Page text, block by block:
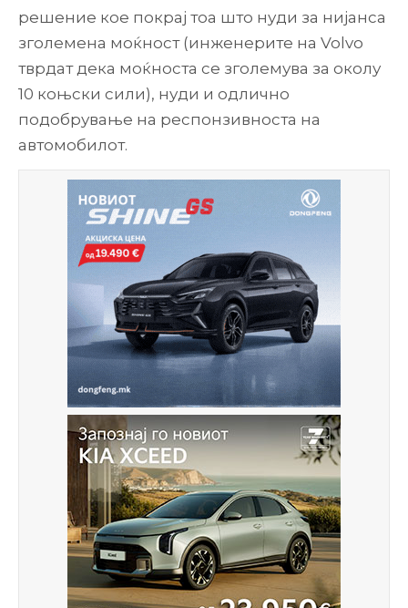
решение кое покрај тоа што нуди за нијанса
зголемена моќност (инженерите на Volvo
тврдат дека моќноста се зголемува за околу
10 коњски сили), нуди и одлично
подобрување на респонзивноста на
автомобилот.